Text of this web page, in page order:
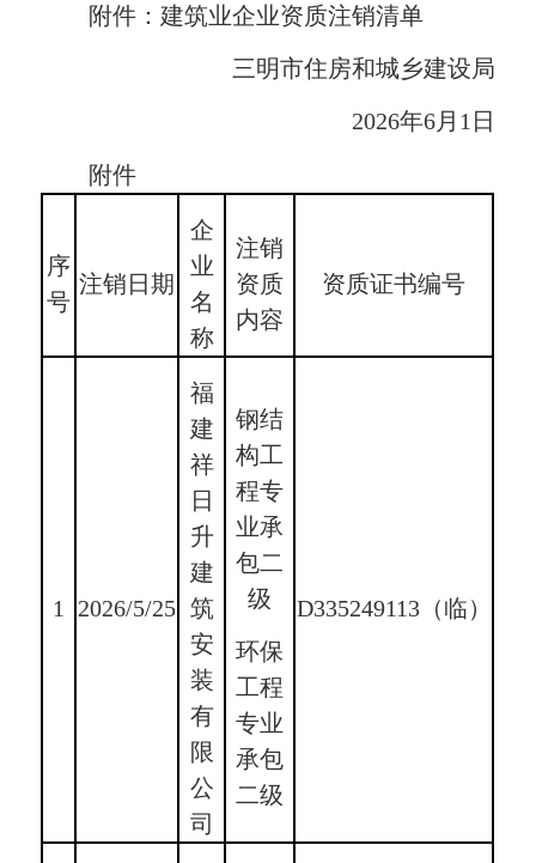
附件：建筑业企业资质注销清单
三明市住房和城乡建设局
2026年6月1日
附件
序
号
注销日期
企
业
名
称
注销
资质
内容
资质证书编号
1 2026/5/25
福
建
祥
日
升
建
筑
安
装
有
限
公
司
钢结
构工
程专
业承
包二
级
环保
工程
专业
承包
二级
D335249113（临）